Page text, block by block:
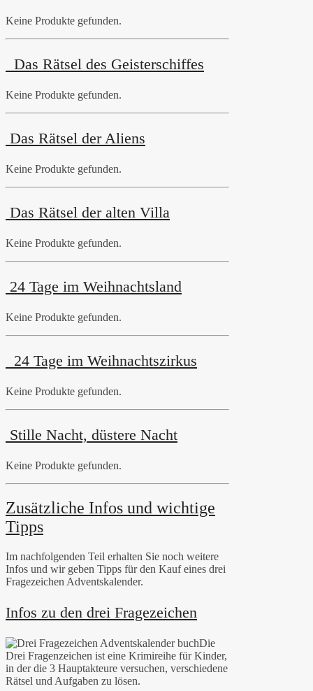
Keine Produkte gefunden.
Das Rätsel des Geisterschiffes
Keine Produkte gefunden.
Das Rätsel der Aliens
Keine Produkte gefunden.
Das Rätsel der alten Villa
Keine Produkte gefunden.
24 Tage im Weihnachtsland
Keine Produkte gefunden.
24 Tage im Weihnachtszirkus
Keine Produkte gefunden.
Stille Nacht, düstere Nacht
Keine Produkte gefunden.
Zusätzliche Infos und wichtige
Tipps
Im nachfolgenden Teil erhalten Sie noch weitere
Infos und wir geben Tipps für den Kauf eines drei
Fragezeichen Adventskalender.
Infos zu den drei Fragezeichen
Die
Drei Fragenzeichen ist eine Krimireihe für Kinder,
in der die 3 Hauptakteure versuchen, verschiedene
Rätsel und Aufgaben zu lösen.